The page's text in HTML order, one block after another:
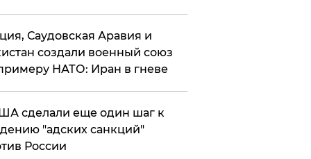
Саудовская Аравия и
создали военный союз
НАТО: Иран в гневе
сделали еще один шаг к
"адских санкций"
России